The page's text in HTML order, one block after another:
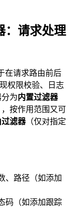
：请求处理
在请求路由前后
权限校验、日志
为内置过滤器
按作用范围又可
过滤器（仅对指定
、路径（如添加
码（如添加跟踪